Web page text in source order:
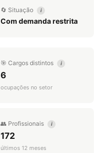
🔄 Situação i
Com demanda restrita
🎯 Cargos distintos i
6
ocupações no setor
👥 Profissionais i
172
últimos 12 meses